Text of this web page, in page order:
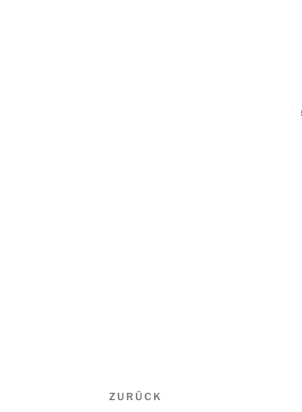
Beitragsnavigation
Vorheriger
ZURÜCK